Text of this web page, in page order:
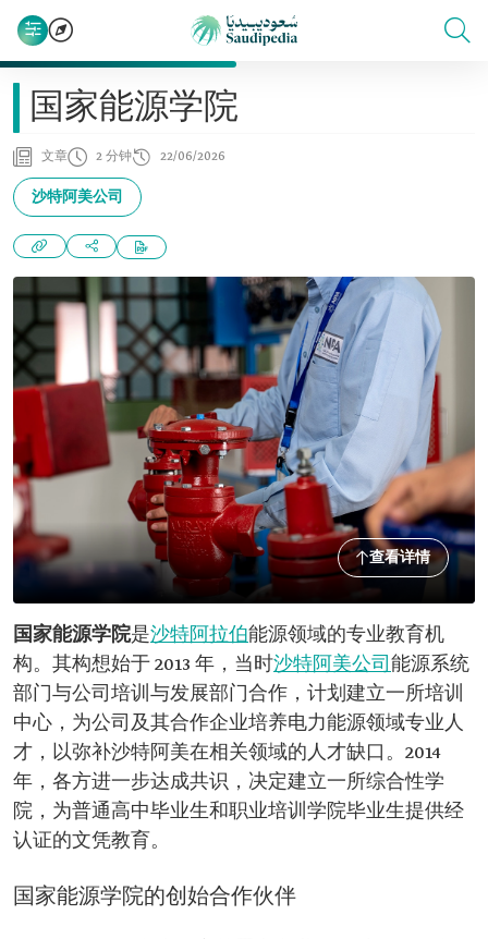
国家能源学院
文章 2 分钟 22/06/2026
沙特阿美公司
查看详情
国家能源学院是沙特阿拉伯能源领域的专业教育机
构。其构想始于 2013 年，当时沙特阿美公司能源系统
部门与公司培训与发展部门合作，计划建立一所培训
中心，为公司及其合作企业培养电力能源领域专业人
才，以弥补沙特阿美在相关领域的人才缺口。2014
年，各方进一步达成共识，决定建立一所综合性学
院，为普通高中毕业生和职业培训学院毕业生提供经
认证的文凭教育。
国家能源学院的创始合作伙伴